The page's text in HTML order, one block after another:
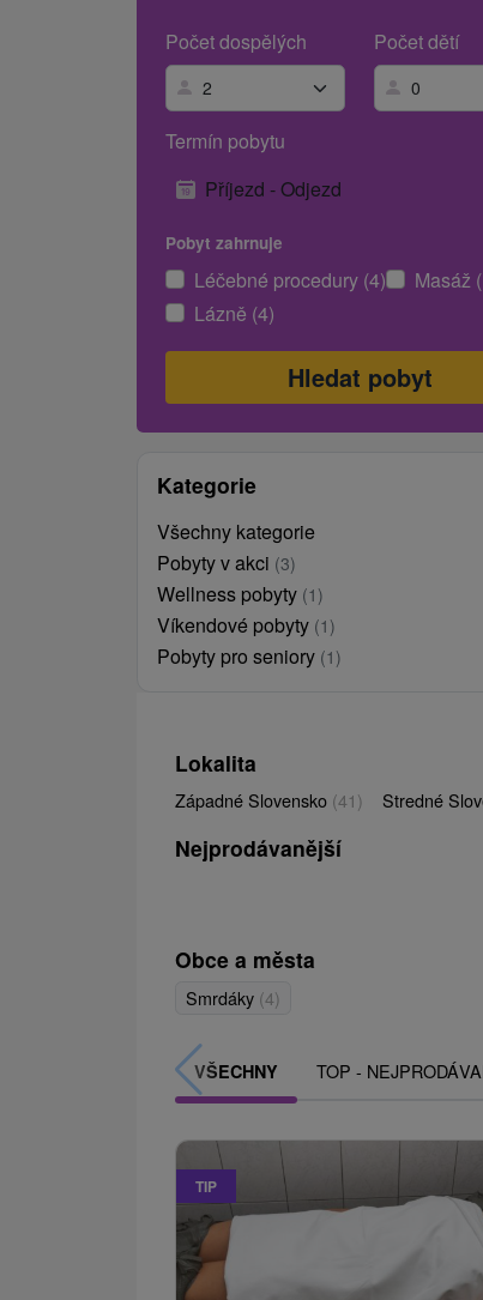
Počet dospělých
Počet dětí
Termín pobytu
Příjezd - Odjezd
Pobyt zahrnuje
Léčebné procedury (4)
Masáž
Lázně (4)
Kategorie
Všechny kategorie
Pobyty v akci (3)
Wellness pobyty (1)
Víkendové pobyty (1)
Pobyty pro seniory (1)
Lokalita
Západné Slovensko (41) Stredné
Nejprodávanější
Obce a města
Smrdáky (4)
VŠECHNY TOP -
TIP